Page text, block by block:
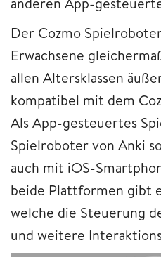
Der Cozmo
Erwachsene
allen Altersklassen
kompatibel mit dem
Als App-gesteuertes
Spielroboter von Anki
auch mit iOS-
beide Plattformen gibt
welche die Steuerung
und weitere